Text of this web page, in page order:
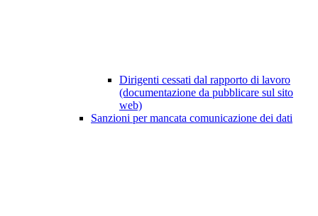
Dirigenti cessati dal rapporto di lavoro
(documentazione da pubblicare sul sito
web)
Sanzioni per mancata comunicazione dei dati